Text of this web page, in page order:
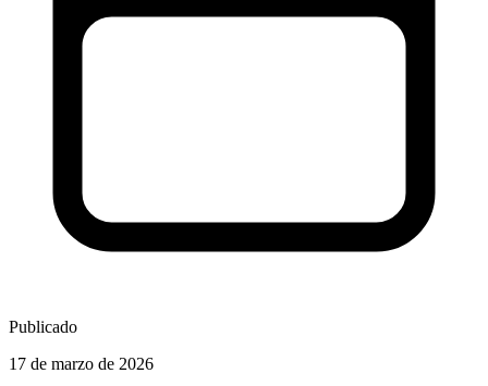
Publicado
17 de marzo de 2026